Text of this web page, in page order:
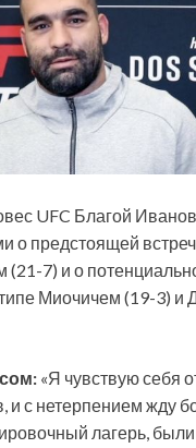
UFC Благой
о предстоящей
7) и о
Миочичем (19-3) и
«Я чувствую себя
и с нетерпением жду
лагерь, были